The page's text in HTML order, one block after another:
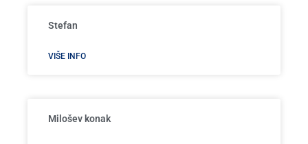
Stefan
VIŠE INFO
Milošev konak